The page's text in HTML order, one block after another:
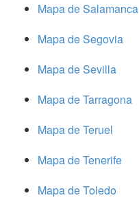
Mapa de Salamanca
Mapa de Segovia
Mapa de Sevilla
Mapa de Tarragona
Mapa de Teruel
Mapa de Tenerife
Mapa de Toledo